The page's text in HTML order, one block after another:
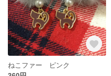
ねこファー ピンク